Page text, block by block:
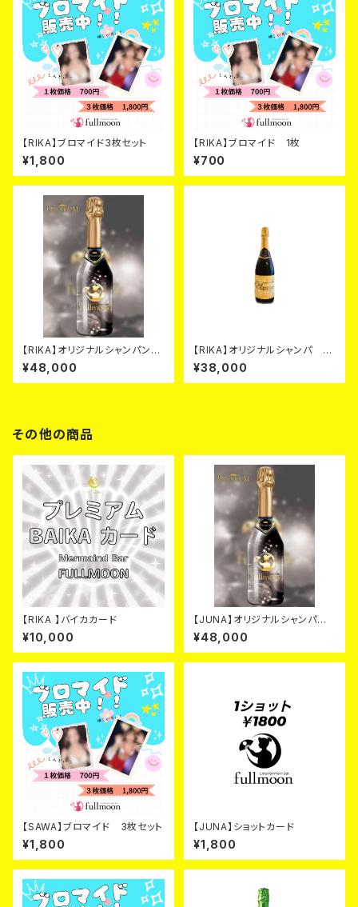
【RIKA】ブロマイド3枚セット
¥1,800
【RIKA】ブロマイド 1枚
¥700
【RIKA】オリジナルシャンパン
ブラック カード
¥48,000
【RIKA】オリジナルシャンパ ゴ
ールド カード
¥38,000
その他の商品
【RIKA 】バイカカード
¥10,000
【JUNA】オリジナルシャンパ
ン ブラック カード
¥48,000
【SAWA】ブロマイド 3枚セット
¥1,800
【JUNA】ショットカード
¥1,800